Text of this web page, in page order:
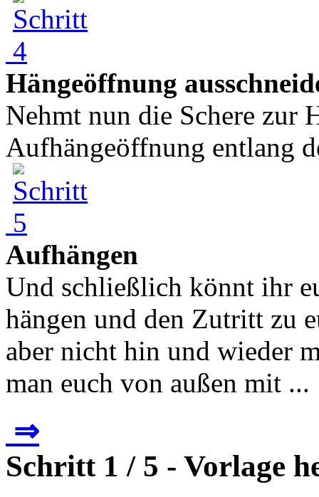
Hängeöffnung
Nehmt nun die Schere zur
Aufhängeöffnung entlang
Aufhängen
Und schließlich könnt ihr
hängen und den Zutritt zu
aber nicht hin und wieder
man euch von außen mit ...
⇒
Schritt 1 / 5 - Vorlage